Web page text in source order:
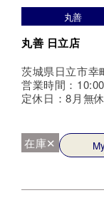
丸善
丸善 日立店
茨城県日立市
営業時間：
定休日：8月無
在庫✕